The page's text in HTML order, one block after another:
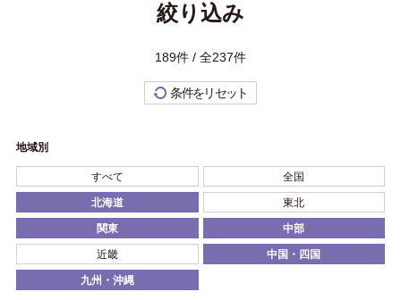
絞り込み
189件 / 全237件
条件をリセット
地域別
すべて 全国
北海道 東北
関東 中部
近畿 中国・四国
九州・沖縄